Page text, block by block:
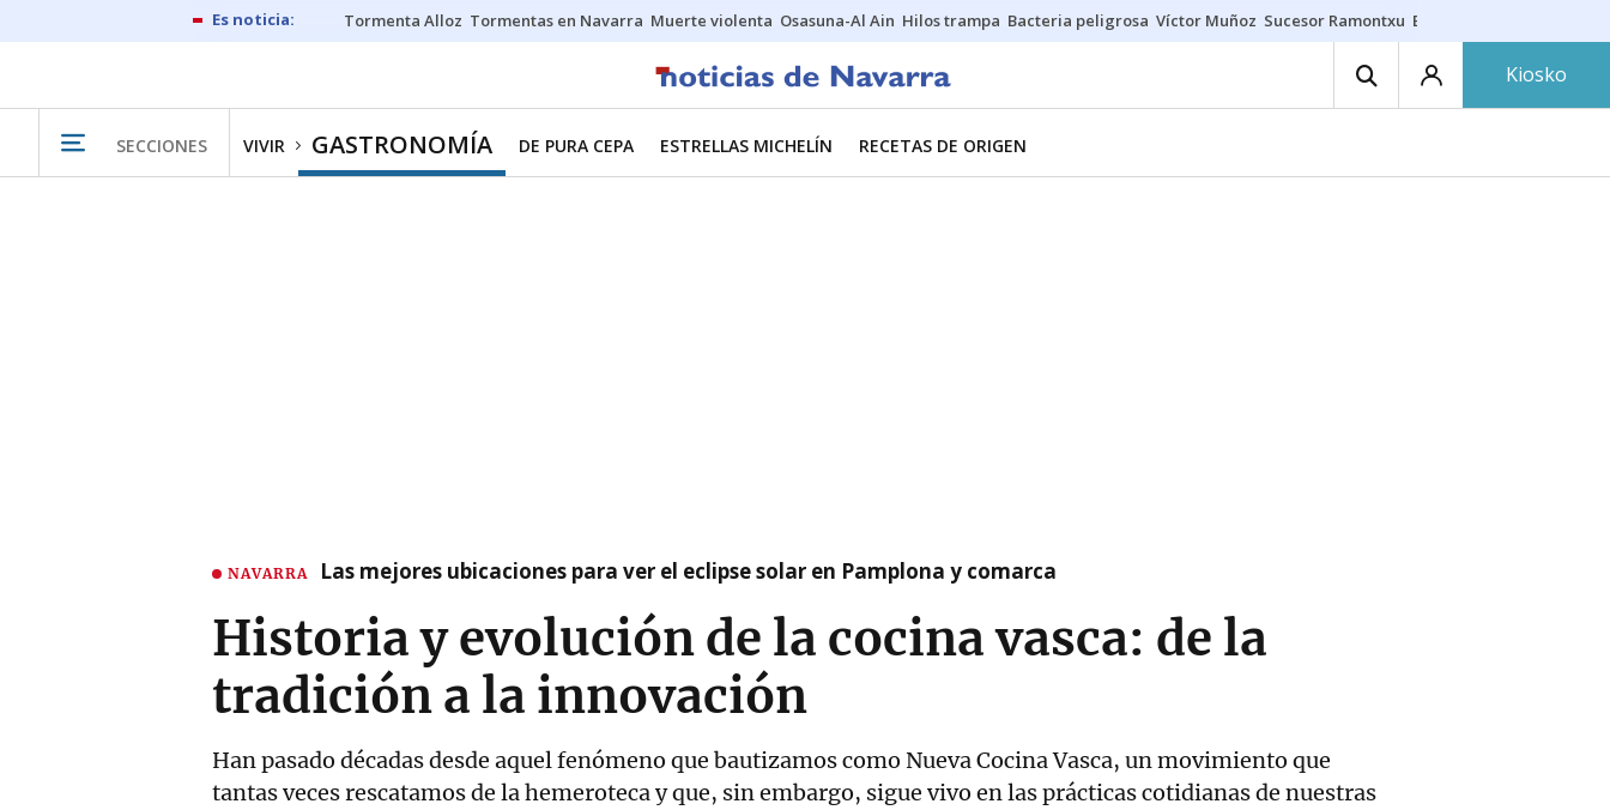
Tormenta Alloz Tormentas en Navarra Muerte violenta Osasuna-Al Ain Hilos trampa Bacteria peligrosa Víctor Muñoz Sucesor Ramontxu Eclipse solar en Navarra
Kiosko
SECCIONES VIVIR GASTRONOMÍA DE PURA CEPA ESTRELLAS MICHELÍN RECETAS DE ORIGEN
NAVARRA Las mejores ubicaciones para ver el eclipse solar en Pamplona y comarca
Historia y evolución de la cocina vasca: de la
tradición a la innovación
Han pasado décadas desde aquel fenómeno que bautizamos como Nueva Cocina Vasca, un movimiento que
tantas veces rescatamos de la hemeroteca y que, sin embargo, sigue vivo en las prácticas cotidianas de nuestras